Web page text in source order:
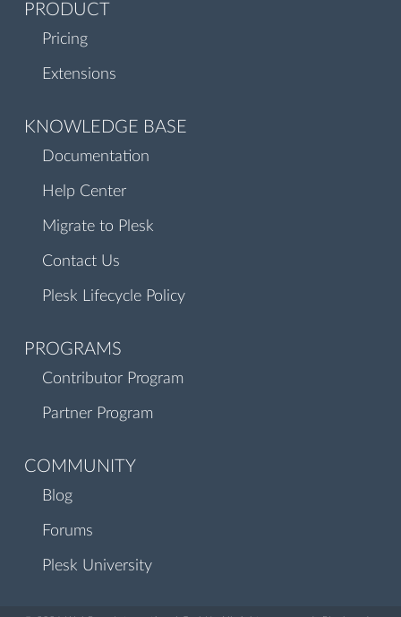
PRODUCT
Pricing
Extensions
KNOWLEDGE BASE
Documentation
Help Center
Migrate to Plesk
Contact Us
Plesk Lifecycle Policy
PROGRAMS
Contributor Program
Partner Program
COMMUNITY
Blog
Forums
Plesk University